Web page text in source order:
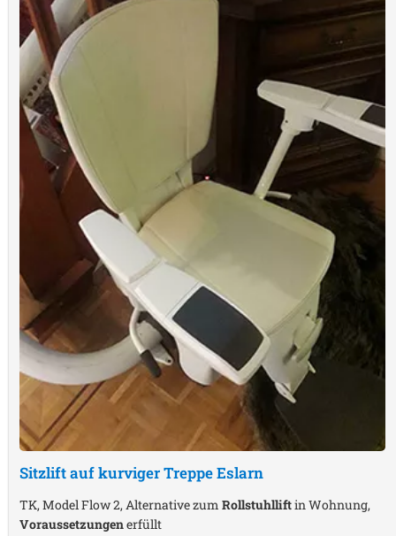
Sitzlift auf kurviger TreppeEslarn
TK, Model Flow 2, Alternative zum Rollstuhlliftin Wohnung,
Voraussetzungenerfüllt